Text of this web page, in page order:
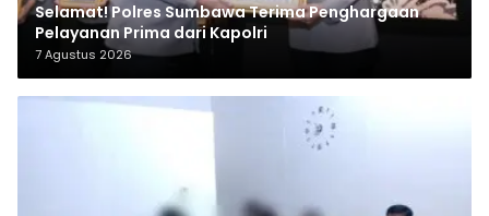
Selamat! Polres Sumbawa Terima Penghargaan
Pelayanan Prima dari Kapolri
7 Agustus 2026